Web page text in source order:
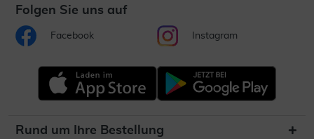
Folgen Sie uns auf
Facebook Instagram
Rund um Ihre Bestellung